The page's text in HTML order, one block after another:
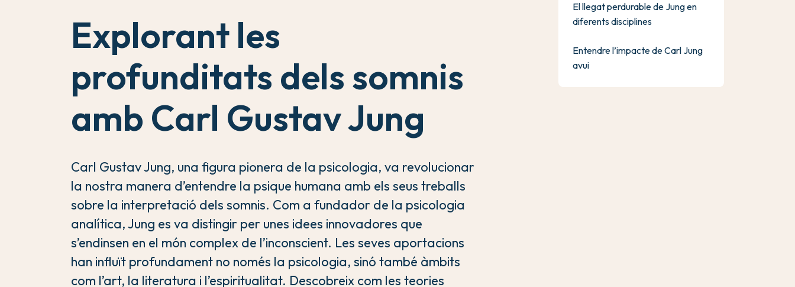
Explorant les
profunditats dels somnis
amb Carl Gustav Jung
Carl Gustav Jung, una figura pionera de la psicologia, va revolucionar
la nostra manera d’entendre la psique humana amb els seus treballs
sobre la interpretació dels somnis. Com a fundador de la psicologia
analítica, Jung es va distingir per unes idees innovadores que
s’endinsen en el món complex de l’inconscient. Les seves aportacions
han influït profundament no només la psicologia, sinó també àmbits
com l’art, la literatura i l’espiritualitat. Descobreix com les teories
El llegat perdurable de Jung en
diferents disciplines
Entendre l’impacte de Carl Jung
avui